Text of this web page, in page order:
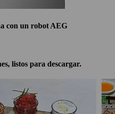
con un robot AEG
listos para descargar.